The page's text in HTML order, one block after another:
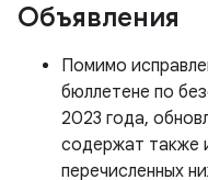
Объявления
Помимо
бюллетене по
2023 года,
содержат также
перечисленных